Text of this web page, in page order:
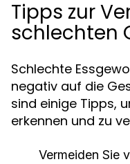
Tipps zur
schlechten
Schlechte
negativ auf die
sind einige Tipps,
erkennen und zu
Vermeiden Sie